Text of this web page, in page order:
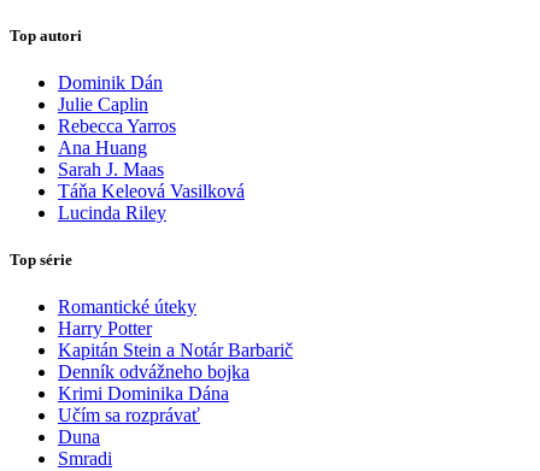
Top autori
Dominik Dán
Julie Caplin
Rebecca Yarros
Ana Huang
Sarah J. Maas
Táňa Keleová Vasilková
Lucinda Riley
Top série
Romantické úteky
Harry Potter
Kapitán Stein a Notár Barbarič
Denník odvážneho bojka
Krimi Dominika Dána
Učím sa rozprávať
Duna
Smradi